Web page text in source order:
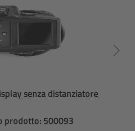
senza distanziatore
prodotto: 500093